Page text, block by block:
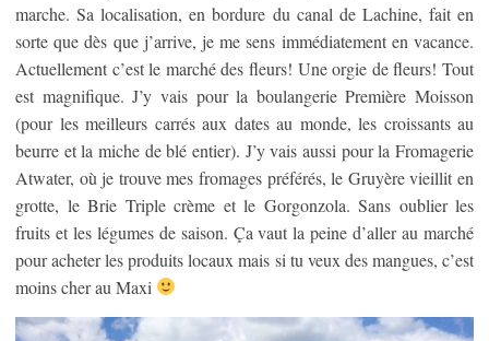
marche. Sa localisation, en bordure du canal de Lachine, fait en
sorte que dès que j’arrive, je me sens immédiatement en vacance.
Actuellement c’est le marché des fleurs! Une orgie de fleurs! Tout
est magnifique. J’y vais pour la boulangerie Première Moisson
(pour les meilleurs carrés aux dates au monde, les croissants au
beurre et la miche de blé entier). J’y vais aussi pour la Fromagerie
Atwater, où je trouve mes fromages préférés, le Gruyère vieillit en
grotte, le Brie Triple crème et le Gorgonzola. Sans oublier les
fruits et les légumes de saison. Ça vaut la peine d’aller au marché
pour acheter les produits locaux mais si tu veux des mangues, c’est
moins cher au Maxi